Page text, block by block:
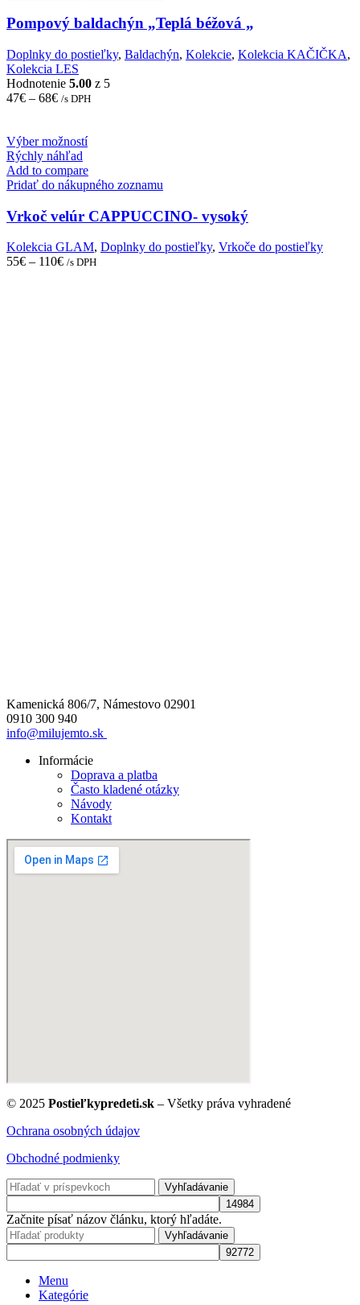
The
may
be
chosen
on
page
Pompový baldachýn „Teplá béžová „
Doplnky do postieľky, Baldachýn, Kolekcie, Kolekcia KAČIČKA,
Kolekcia LES
Hodnotenie 5.00 z 5
47€ – 68€ /s DPH
Výber možnostíThis
has
multiple
The
options
may
be
Rýchly náhľad
Add to compare
Pridať do nákupného zoznamu
Vrkoč velúr CAPPUCCINO- vysoký
Kolekcia GLAM, Doplnky do postieľky, Vrkoče do postieľky
55€ – 110€ /s DPH
Kamenická 806/7, Námestovo 02901
0910 300 940
info@milujemto.sk
Informácie
Doprava a platba
Často kladené otázky
Návody
Kontakt
© 2025 Postieľkypredeti.sk – Všetky práva vyhradené
Ochrana osobných údajov
Obchodné podmienky
Vyhľadávanie
Začnite písať názov článku, ktorý hľadáte.
Vyhľadávanie
Menu
Kategórie